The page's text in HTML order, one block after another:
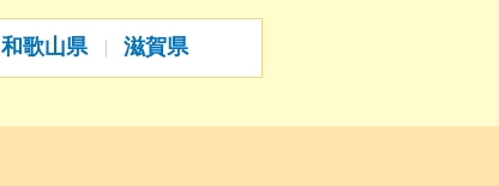
和歌山県 滋賀県